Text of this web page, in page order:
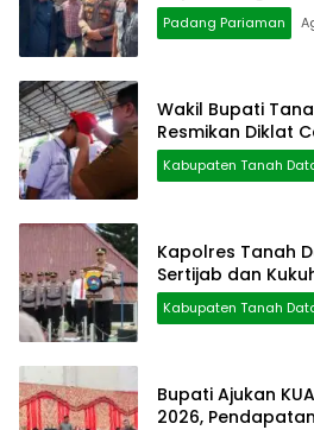
Padang Pariaman
Wakil Bupati
Resmikan Diklat
Kabupaten Tanah
Kapolres Tanah
Sertijab dan
Kabupaten Tanah
Bupati Ajukan
2026,